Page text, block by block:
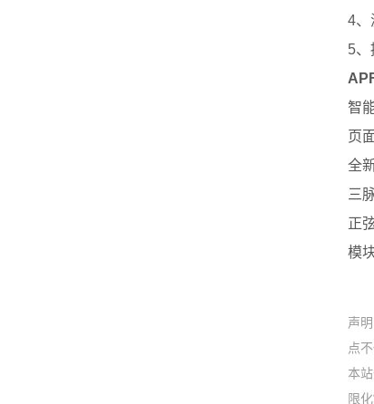
4、
5、
智
页
全
三
正
模
声
点
本
限